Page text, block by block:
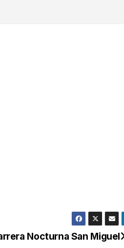
Nocturna San Miguel